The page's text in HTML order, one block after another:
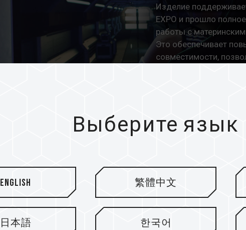
Изделие
EXPO и прошло
работы с
Это обеспечивает
совместимости,
Выберите язык
English 繁體中文
日本語 한국어